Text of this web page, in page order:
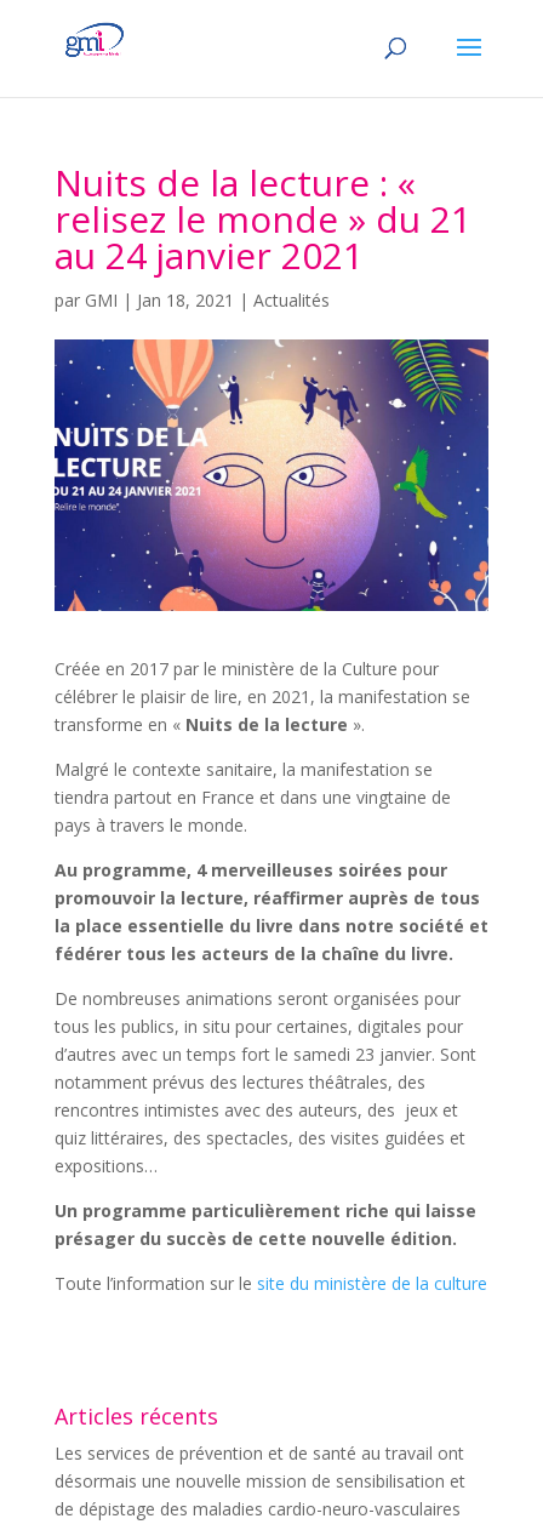
Nuits de la lecture : «
relisez le monde » du 21
au 24 janvier 2021
par GMI | Jan 18, 2021 | Actualités
Créée en 2017 par le ministère de la Culture pour
célébrer le plaisir de lire, en 2021, la manifestation se
transforme en « Nuits de la lecture ».
Malgré le contexte sanitaire, la manifestation se
tiendra partout en France et dans une vingtaine de
pays à travers le monde.
Au programme, 4 merveilleuses soirées pour
promouvoir la lecture, réaffirmer auprès de tous
la place essentielle du livre dans notre société et
fédérer tous les acteurs de la chaîne du livre.
De nombreuses animations seront organisées pour
tous les publics, in situ pour certaines, digitales pour
d’autres avec un temps fort le samedi 23 janvier. Sont
notamment prévus des lectures théâtrales, des
rencontres intimistes avec des auteurs, des jeux et
quiz littéraires, des spectacles, des visites guidées et
expositions…
Un programme particulièrement riche qui laisse
présager du succès de cette nouvelle édition.
Toute l’information sur le site du ministère de la culture
Articles récents
Les services de prévention et de santé au travail ont
désormais une nouvelle mission de sensibilisation et
de dépistage des maladies cardio-neuro-vasculaires